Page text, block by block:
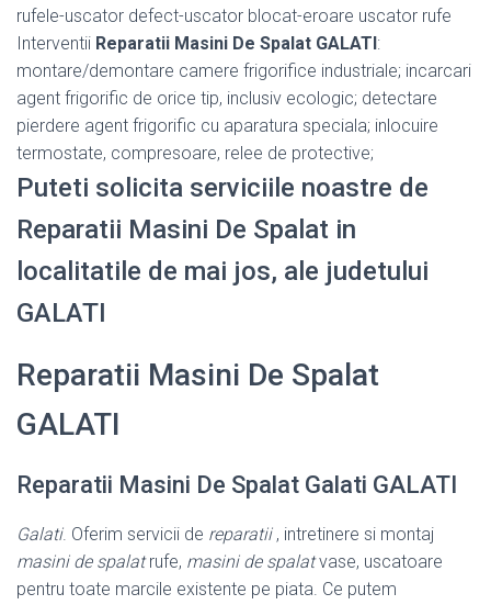
rufele-uscator defect-uscator blocat-eroare uscator rufe
Interventii Reparatii Masini De Spalat GALATI:
montare/demontare camere frigorifice industriale; incarcari
agent frigorific de orice tip, inclusiv ecologic; detectare
pierdere agent frigorific cu aparatura speciala; inlocuire
termostate, compresoare, relee de protective;
Puteti solicita serviciile noastre de
Reparatii Masini De Spalat in
localitatile de mai jos, ale judetului
GALATI
Reparatii Masini De Spalat
GALATI
Reparatii Masini De Spalat Galati GALATI
Galati. Oferim servicii de reparatii, intretinere si montaj
masini de spalatrufe, masini de spalatvase, uscatoare
pentru toate marcile existente pe piata. Ce putem